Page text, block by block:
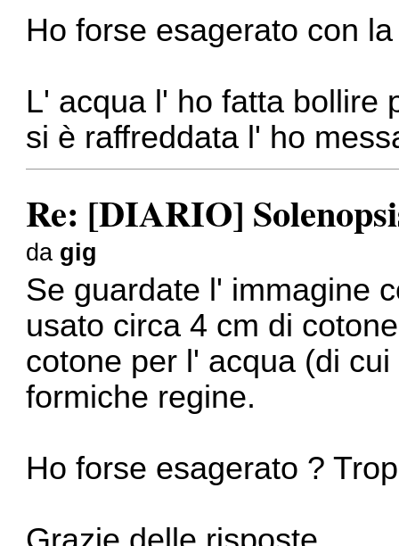
Ho forse esagerato con
L' acqua l' ho fatta bollire
si è raffreddata l' ho
Re: [DIARIO]
da gig
Se guardate l' immagine
usato circa 4 cm di
cotone per l' acqua (di
formiche regine.
Ho forse esagerato ?